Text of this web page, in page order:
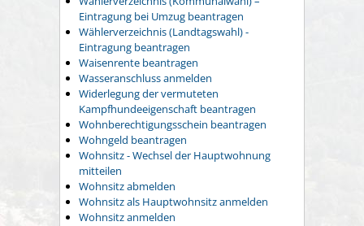
Eintragung bei Umzug beantragen
Wählerverzeichnis (Landtagswahl) -
Eintragung beantragen
Waisenrente beantragen
Wasseranschluss anmelden
Widerlegung der vermuteten
Kampfhundeeigenschaft beantragen
Wohnberechtigungsschein beantragen
Wohngeld beantragen
Wohnsitz - Wechsel der Hauptwohnung
mitteilen
Wohnsitz abmelden
Wohnsitz als Hauptwohnsitz anmelden
Wohnsitz anmelden